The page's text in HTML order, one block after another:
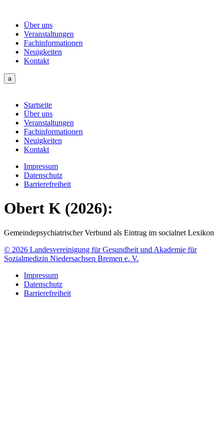
Über uns
Veranstaltungen
Fachinformationen
Neuigkeiten
Kontakt
a
Startseite
Über uns
Veranstaltungen
Fachinformationen
Neuigkeiten
Kontakt
Impressum
Datenschutz
Barrierefreiheit
Obert K (2026):
Gemeindepsychiatrischer Verbund als Eintrag im socialnet Lexikon
© 2026 Landesvereinigung für Gesundheit und Akademie für
Sozialmedizin Niedersachsen Bremen e. V.
Impressum
Datenschutz
Barrierefreiheit